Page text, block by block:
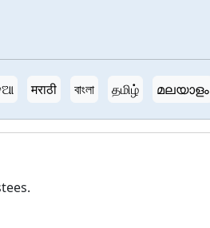
मराठी বাংলা தமிழ் മലയാളം